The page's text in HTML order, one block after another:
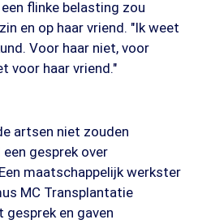
flinke belasting zou
en op haar vriend. "Ik weet
Voor haar niet, voor
voor haar vriend."
artsen niet zouden
gesprek over
maatschappelijk werkster
MC Transplantatie
en gaven